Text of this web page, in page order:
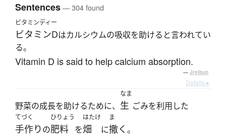
Sentences— 304 found
ビタミンディー
ビタミンDはカルシウムの吸収を助けると言われてい
る。
Vitamin D is said to help calcium absorption.
— Jreibun
Details ▸
野菜の成長を助けるために、
なま
生 ごみを利用した
てづく
手作りの
ひりょう
肥料 を
はたけ
畑 に
ま
撒く 。